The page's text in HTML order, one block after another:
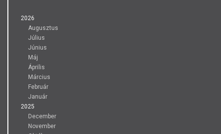
2026
Augusztus
Július
Június
Máj
Április
Március
Február
Január
2025
December
November